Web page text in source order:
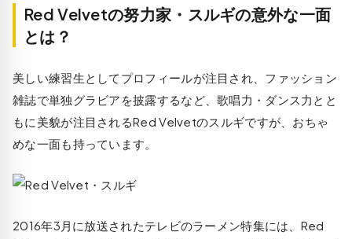
Red Velvetの努力家・スルギの意外な一面
とは？
美しい練習生としてプロフィールが注目され、ファッション
雑誌で単独グラビアを披露するなど、歌唱力・ダンス力とと
もに美貌が注目されるRed Velvetのスルギですが、おちゃ
めな一面も持っています。
2016年3月に放送されたテレビのラーメン特集には、Red